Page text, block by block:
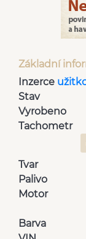
Základní
Inzerce
Stav
Vyrobeno
Tachometr
Tvar
Palivo
Motor
Barva